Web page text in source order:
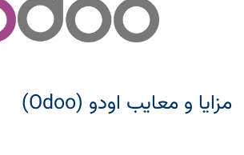
مزایا و معایب اودو (Odoo)